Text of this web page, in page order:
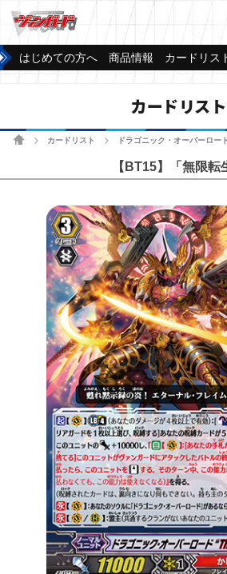
はじめての方へ 商品情報 カードリス
カードリスト
ホームカードリスト ドラゴニック・オーバーロ
【BT15】「無限転